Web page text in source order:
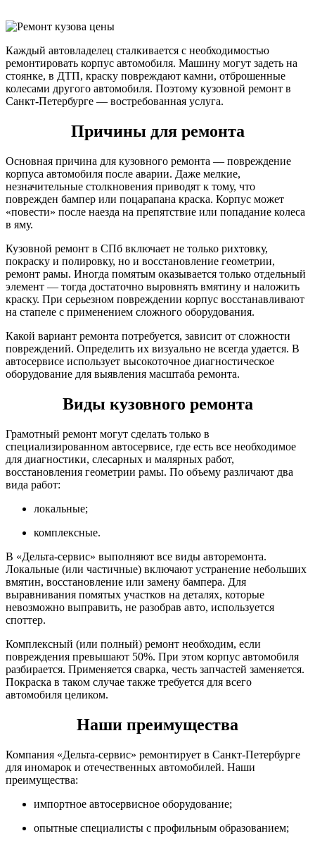
Каждый автовладелец сталкивается с необходимостью
ремонтировать корпус автомобиля. Машину могут задеть на
стоянке, в ДТП, краску повреждают камни, отброшенные
колесами другого автомобиля. Поэтому кузовной ремонт в
Санкт-Петербурге — востребованная услуга.
Причины для ремонта
Основная причина для кузовного ремонта — повреждение
корпуса автомобиля после аварии. Даже мелкие,
незначительные столкновения приводят к тому, что
поврежден бампер или поцарапана краска. Корпус может
«повести» после наезда на препятствие или попадание колеса
в яму.
Кузовной ремонт в СПб включает не только рихтовку,
покраску и полировку, но и восстановление геометрии,
ремонт рамы. Иногда помятым оказывается только отдельный
элемент — тогда достаточно выровнять вмятину и наложить
краску. При серьезном повреждении корпус восстанавливают
на стапеле с применением сложного оборудования.
Какой вариант ремонта потребуется, зависит от сложности
повреждений. Определить их визуально не всегда удается. В
автосервисе использует высокоточное диагностическое
оборудование для выявления масштаба ремонта.
Виды кузовного ремонта
Грамотный ремонт могут сделать только в
специализированном автосервисе, где есть все необходимое
для диагностики, слесарных и малярных работ,
восстановления геометрии рамы. По объему различают два
вида работ:
локальные;
комплексные.
В «Дельта-сервис» выполняют все виды авторемонта.
Локальные (или частичные) включают устранение небольших
вмятин, восстановление или замену бампера. Для
выравнивания помятых участков на деталях, которые
невозможно выправить, не разобрав авто, используется
споттер.
Комплексный (или полный) ремонт необходим, если
повреждения превышают 50%. При этом корпус автомобиля
разбирается. Применяется сварка, честь запчастей заменяется.
Покраска в таком случае также требуется для всего
автомобиля целиком.
Наши преимущества
Компания «Дельта-сервис» ремонтирует в Санкт-Петербурге
для иномарок и отечественных автомобилей. Наши
преимущества:
импортное автосервисное оборудование;
опытные специалисты с профильным образованием;